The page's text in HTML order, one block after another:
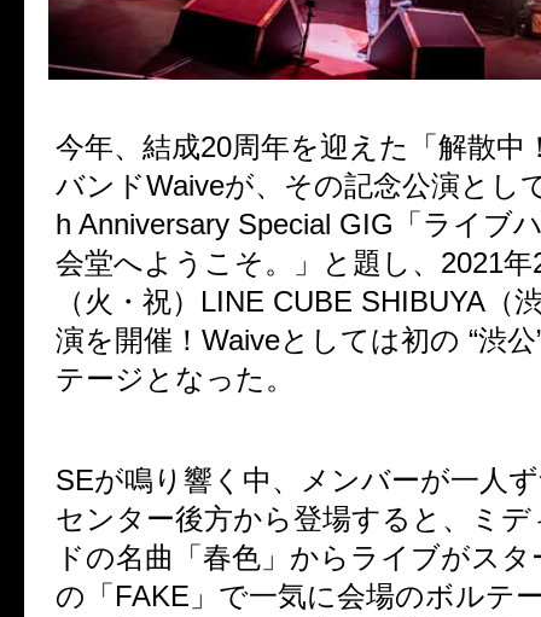
今年、結成20周年を迎えた「解散中
バンドWaiveが、その記念公演とし
h Anniversary Special GIG 「ライブ
会堂へようこそ。」と題し、 2021年
（火・祝） LINE CUBE SHIBUYA （
演を開催！ Waiveとしては初の “渋公
テージとなった。
SEが鳴り響く中、メンバーが一人
センター後方から登場すると、ミ
ドの名曲「春色」からライブがスタ
の「 FAKE 」で一気に会場のボルテ